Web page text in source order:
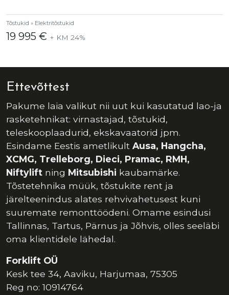
Tõstukid » Elektritõstukid
19 995 € + KM 24%
Ettevõttest
Pakume laia valikut nii uut kui kasutatud lao-ja
rasketehnikat: virnastajad, tõstukid,
teleskooplaadurid, ekskavaatorid jpm.
Esindame Eestis ametlikult Ausa, Hangcha,
XCMG, Trelleborg, Dieci, Pramac, RMH,
Niftylift ning Mitsubishi kaubamärke.
Tõstetehnika müük, tõstukite rent ja
järelteenindus alates rehvivahetusest kuni
suuremate remonttöödeni. Omame esindusi
Tallinnas, Tartus, Pärnus ja Jõhvis, olles seeläbi
oma klientidele lähedal.
Forklift OÜ
Kesk tee 34, Aaviku, Harjumaa, 75305
Reg no: 10914764